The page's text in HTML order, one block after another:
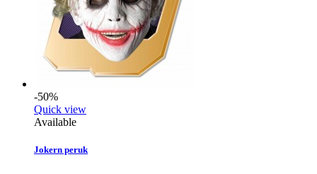
-50%
Quick view
Available
Jokern peruk